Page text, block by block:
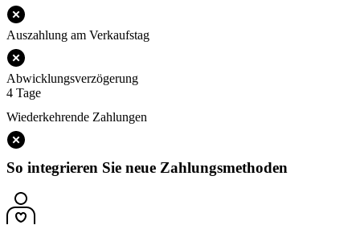
Auszahlung am Verkaufstag
Abwicklungsverzögerung
4 Tage
Wiederkehrende Zahlungen
So integrieren Sie neue Zahlungsmethoden